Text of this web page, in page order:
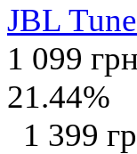
JBL
1 099
21.44%
1 399